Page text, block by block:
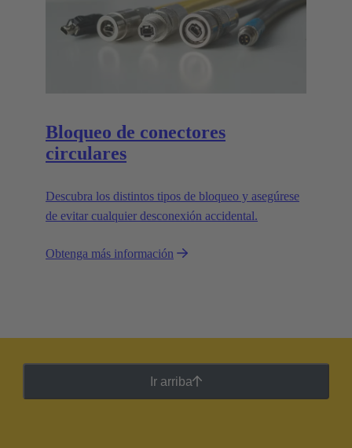
Bloqueo de conectores
circulares
Descubra los distintos tipos de bloqueo y asegúrese
de evitar cualquier desconexión accidental.
Obtenga más información
Ir arriba